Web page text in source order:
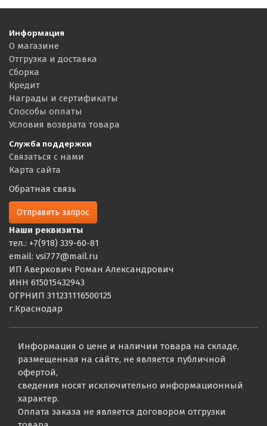
Информация
О магазине
Отгрузка и доставка
Сборка
Кредит
Награды и сертификаты
Способы оплаты
Условия возврата товара
Служба поддержки
Связаться с нами
Карта сайта
Обратная связь
Отправить запрос
Наши реквизиты
тел.: +7(918) 339-60-81
email: vsi777@mail.ru
ИП Аверкович Роман Александрович
ИНН 615015432943
ОГРНИП 311231116500125
г.Краснодар
Информация о цене и наличии товара на складе,
размещенная на сайте, не является публичной
офертой,
сведения носят исключительно информационный
характер.
Оплата заказа не является договором отгрузки